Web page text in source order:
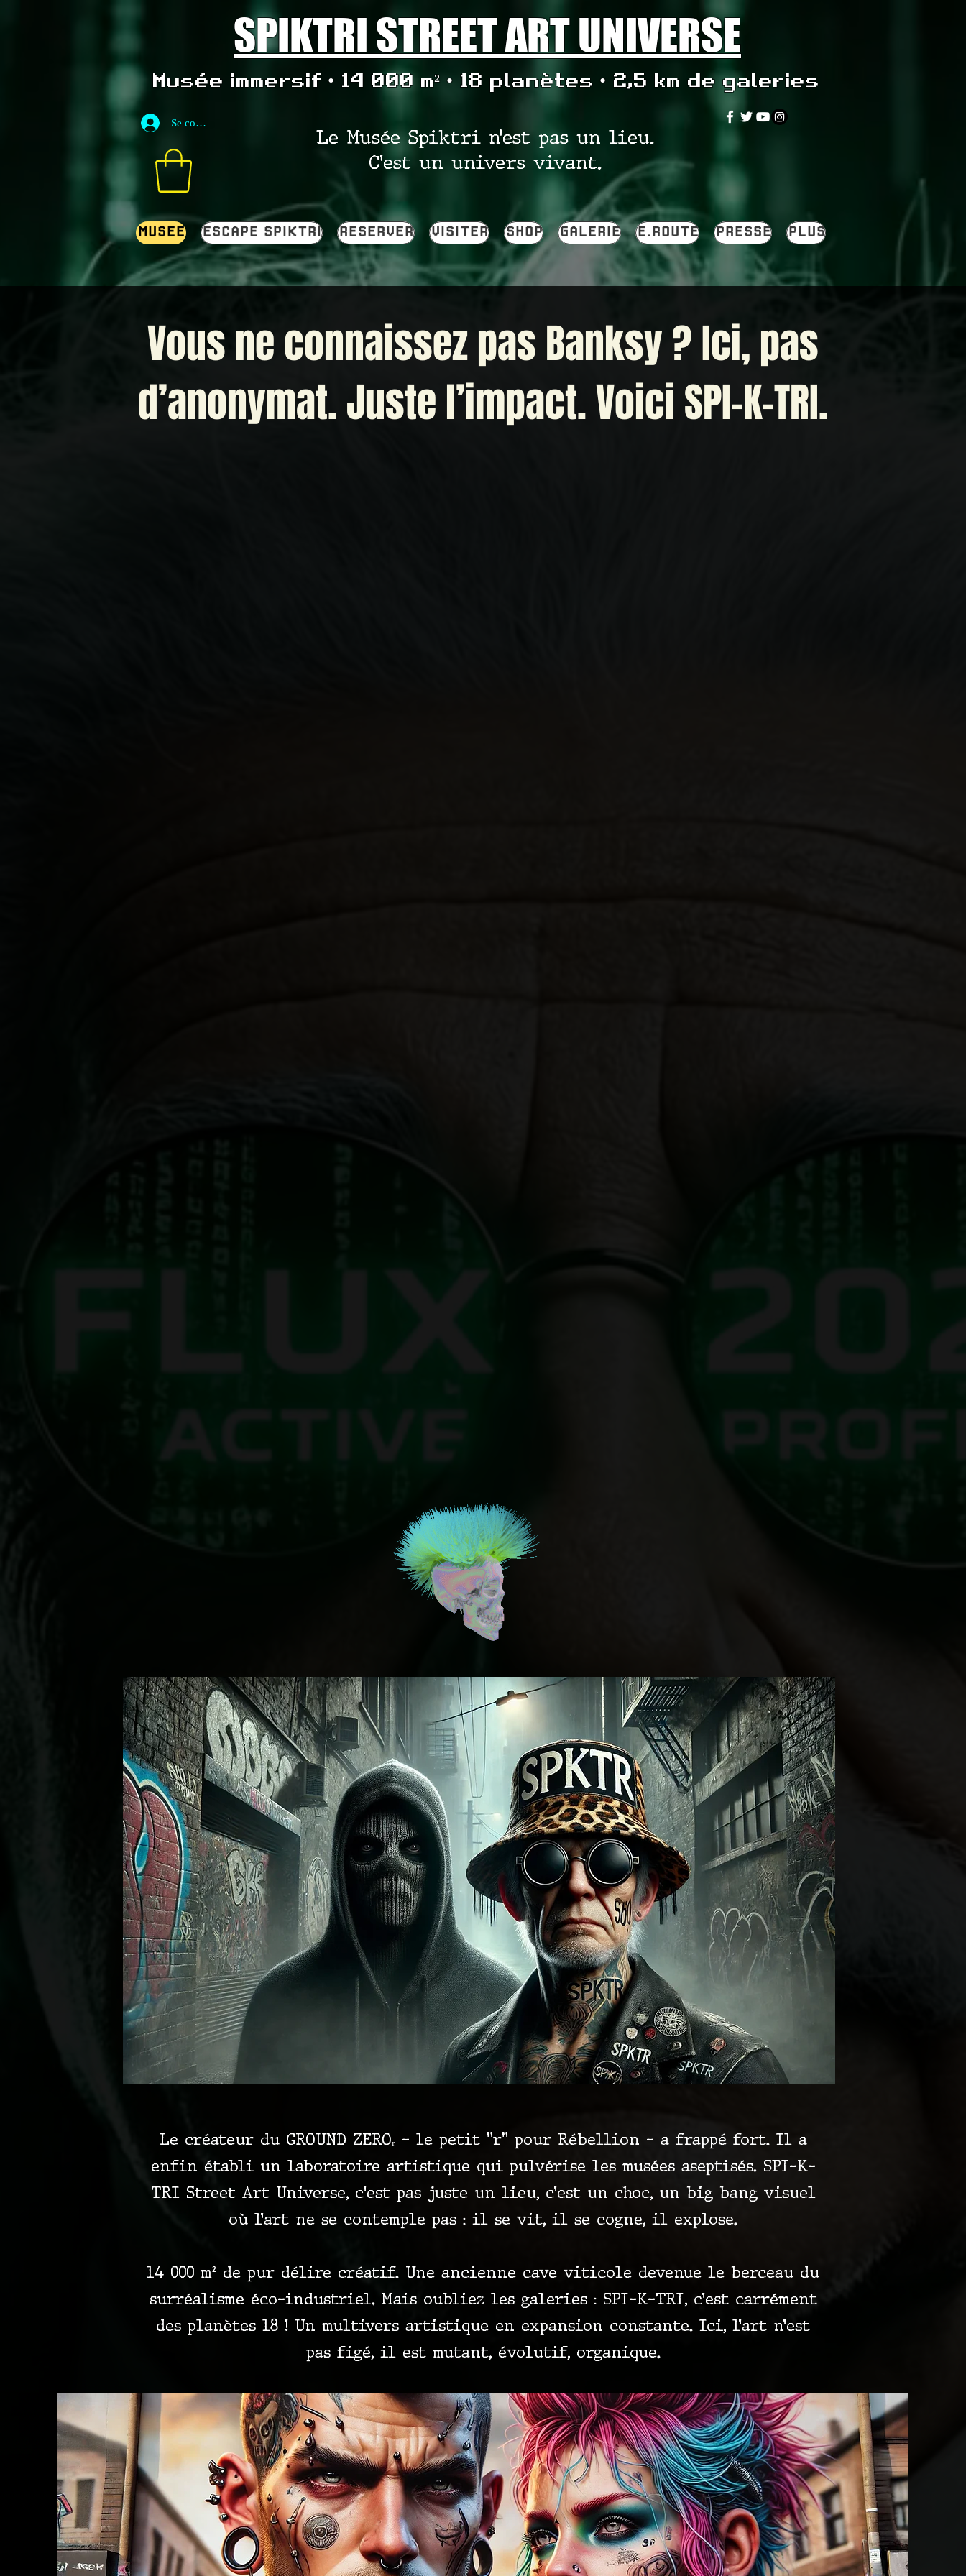
SPIKTRI STREET ART UNIVERSE
Musée immersif • 14 000 m² • 18 planètes • 2,5 km de galeries
Se connecter
Le Musée Spiktri n’est pas un lieu.
C’est un univers vivant.
MUSEE ESCAPE SPIKTRI RESERVER VISITER SHOP GALERIE E.ROUTE PRESSE PLUS
Vous ne connaissez pas Banksy ? Ici, pas
d’anonymat. Juste l’impact. Voici SPI-K-TRI.
Le créateur du GROUND ZEROᵣ – le petit "r" pour Rébellion – a frappé fort. Il a
enfin établi un laboratoire artistique qui pulvérise les musées aseptisés. SPI-K-
TRI Street Art Universe, c’est pas juste un lieu, c’est un choc, un big bang visuel
où l’art ne se contemple pas : il se vit, il se cogne, il explose.
14 000 m² de pur délire créatif. Une ancienne cave viticole devenue le berceau du
surréalisme éco-industriel. Mais oubliez les galeries : SPI-K-TRI, c’est carrément
des planètes 18 ! Un multivers artistique en expansion constante. Ici, l’art n’est
pas figé, il est mutant, évolutif, organique.